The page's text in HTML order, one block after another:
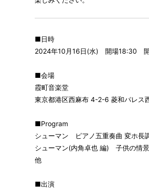
■日時
2024年10月16日(水) 開場18:30
■会場
霞町音楽堂
東京都港区西麻布 4-2-6 菱和パレス
■Program
シューマン ピアノ五重奏曲 変ホ長
シューマン(内角卓也 編) 子供の情
他
■出演